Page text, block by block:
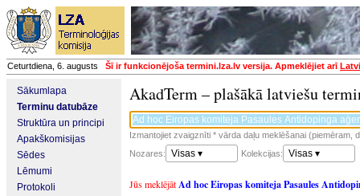
Ceturtdiena, 6. augusts Šī ir funkcionējoša termini.lza.lv versija. Apmeklējiet arī
Sākumlapa
Terminu datubāze
Struktūra un principi
Apakškomisijas
Sēdes
Lēmumi
Protokoli
AkadTerm – plašākā latviešu
Izmantojiet zvaigznīti * vārda daļu meklēšanai (piemēram,
Nozares:
Visas ▾ Kolekcijas: Visas ▾
Jūs meklējātAd hoc Eiropas komiteja Pasaules